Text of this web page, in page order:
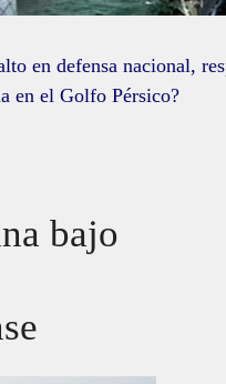
en defensa nacional,
en el Golfo Pérsico?
bajo